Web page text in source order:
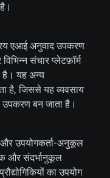
एआई अनुवाद उपकरण
संचार प्लेटफ़ॉर्म
है। यह अन्य
है, जिससे यह व्यवसाय
बन जाता है।
और उपयोगकर्ता-अनुकूल
और संदर्भानुकूल
का उपयोग